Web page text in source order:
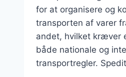
for at organisere og
transporten af varer
andet, hvilket kræver
både nationale og
transportregler.